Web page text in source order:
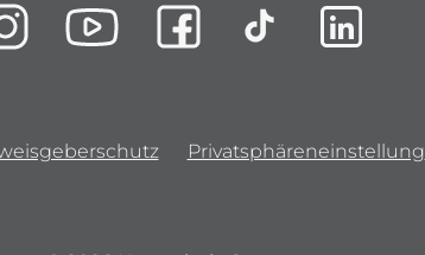
Privatsphäreneinstellung